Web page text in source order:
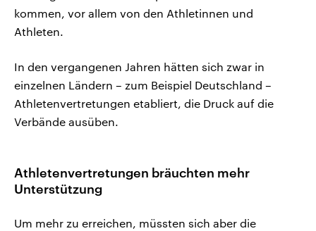
kommen, vor allem von den Athletinnen und
Athleten.
In den vergangenen Jahren hätten sich zwar in
einzelnen Ländern – zum Beispiel Deutschland –
Athletenvertretungen etabliert, die Druck auf die
Verbände ausüben.
Athletenvertretungen bräuchten mehr
Unterstützung
Um mehr zu erreichen, müssten sich aber die